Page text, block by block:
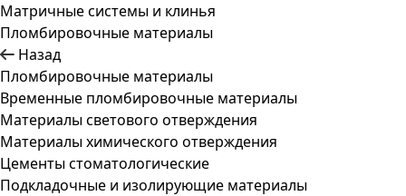
Матричные системы и клинья
Пломбировочные материалы
Назад
Пломбировочные материалы
Временные пломбировочные материалы
Материалы светового отверждения
Материалы химического отверждения
Цементы стоматологические
Подкладочные и изолирующие материалы